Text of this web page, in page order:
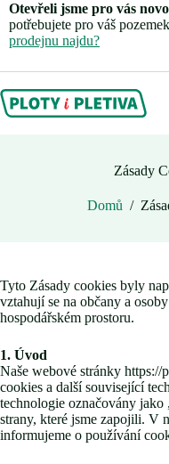
Skip
to
content
Otevřeli jsme pro vás
potřebujete pro váš
prodejnu najdu?
Zásady
Domů /
Tyto Zásady cookies byly
vztahují se na občany a
hospodářském prostoru.
1. Úvod
Naše webové stránky
cookies a další související
technologie označovány
strany, které jsme zapojili. V
informujeme o používání